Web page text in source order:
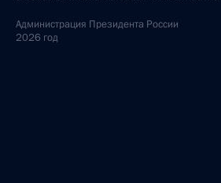
Администрация Президента России
2026 год